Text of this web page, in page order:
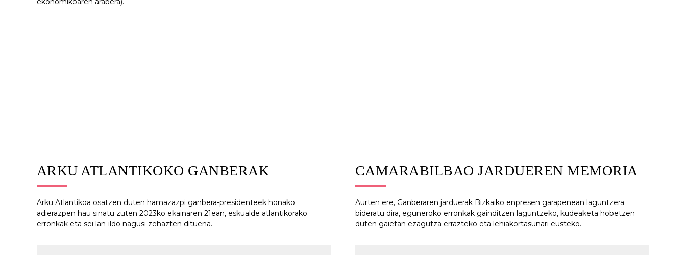
ARKU ATLANTIKOKO GANBERAK
Arku Atlantikoa osatzen duten hamazazpi ganbera-presidenteek honako
adierazpen hau sinatu zuten 2023ko ekainaren 21ean, eskualde atlantikorako
erronkak eta sei lan-ildo nagusi zehazten dituena.
CAMARABILBAO JARDUEREN MEMORIA
Aurten ere, Ganberaren jarduerak Bizkaiko enpresen garapenean laguntzera
bideratu dira, eguneroko erronkak gainditzen laguntzeko, kudeaketa hobetzen
duten gaietan ezagutza errazteko eta lehiakortasunari eusteko.